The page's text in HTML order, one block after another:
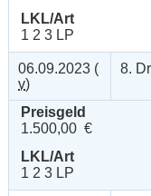
LKL/Art
1 2 3 LP
06.09.2023 (
v)
8.
Preisgeld
1.500,00 €
LKL/Art
1 2 3 LP